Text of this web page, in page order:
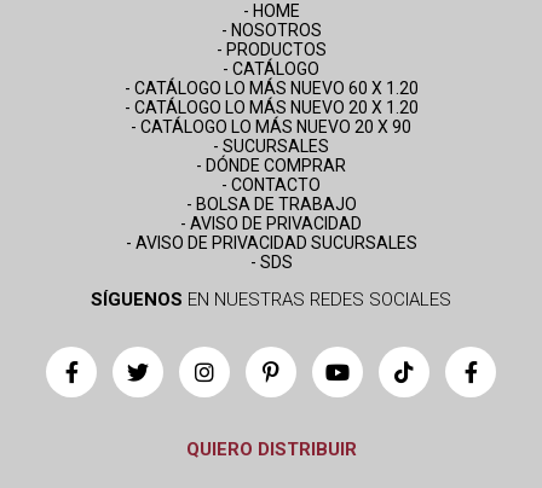
- HOME
- NOSOTROS
- PRODUCTOS
- CATÁLOGO
- CATÁLOGO LO MÁS NUEVO 60 X 1.20
- CATÁLOGO LO MÁS NUEVO 20 X 1.20
- CATÁLOGO LO MÁS NUEVO 20 X 90
- SUCURSALES
- DÓNDE COMPRAR
- CONTACTO
- BOLSA DE TRABAJO
- AVISO DE PRIVACIDAD
- AVISO DE PRIVACIDAD SUCURSALES
- SDS
SÍGUENOS EN NUESTRAS REDES SOCIALES
QUIERO DISTRIBUIR